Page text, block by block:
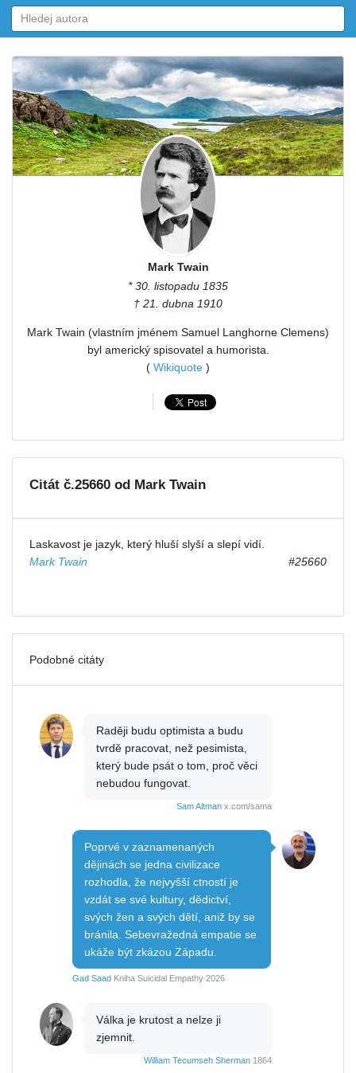
Mark Twain
* 30. listopadu 1835
† 21. dubna 1910
Mark Twain (vlastním jménem Samuel Langhorne Clemens)
byl americký spisovatel a humorista.
( Wikiquote )
Citát č.25660 od Mark Twain
Laskavost je jazyk, který hluší slyší a slepí vidí.
Mark Twain
#25660
Podobné citáty
Raději budu optimista a budu
tvrdě pracovat, než pesimista,
který bude psát o tom, proč věci
nebudou fungovat.
Sam Altman x.com/sama
Poprvé v zaznamenaných
dějinách se jedna civilizace
rozhodla, že nejvyšší ctností je
vzdát se své kultury, dědictví,
svých žen a svých dětí, aniž by se
bránila. Sebevražedná empatie se
ukáže být zkázou Západu.
Gad Saad Kniha Suicidal Empathy 2026
Válka je krutost a nelze ji
zjemnit.
William Tecumseh Sherman 1864